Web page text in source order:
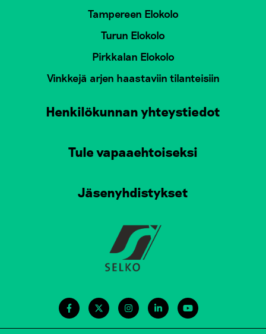
Tampereen Elokolo
Turun Elokolo
Pirkkalan Elokolo
Vinkkejä arjen haastaviin tilanteisiin
Henkilökunnan yhteystiedot
Tule vapaaehtoiseksi
Jäsenyhdistykset